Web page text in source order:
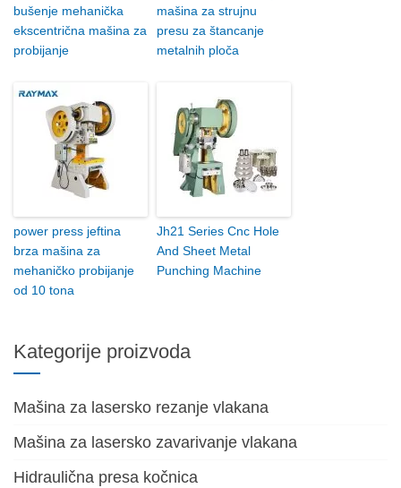
bušenje mehanička
ekscentrična mašina za
probijanje
mašina za strujnu
presu za štancanje
metalnih ploča
power press jeftina
brza mašina za
mehaničko probijanje
od 10 tona
Jh21 Series Cnc Hole
And Sheet Metal
Punching Machine
Kategorije proizvoda
Mašina za lasersko rezanje vlakana
Mašina za lasersko zavarivanje vlakana
Hidraulična presa kočnica